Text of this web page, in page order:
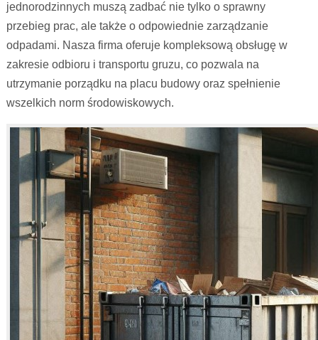
jednorodzinnych muszą zadbać nie tylko o sprawny
przebieg prac, ale także o odpowiednie zarządzanie
odpadami. Nasza firma oferuje kompleksową obsługę w
zakresie odbioru i transportu gruzu, co pozwala na
utrzymanie porządku na placu budowy oraz spełnienie
wszelkich norm środowiskowych.